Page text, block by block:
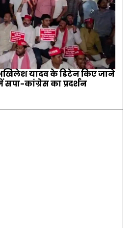
यादव के डिटेन किए जाने
सपा-कांग्रेस का प्रदर्शन